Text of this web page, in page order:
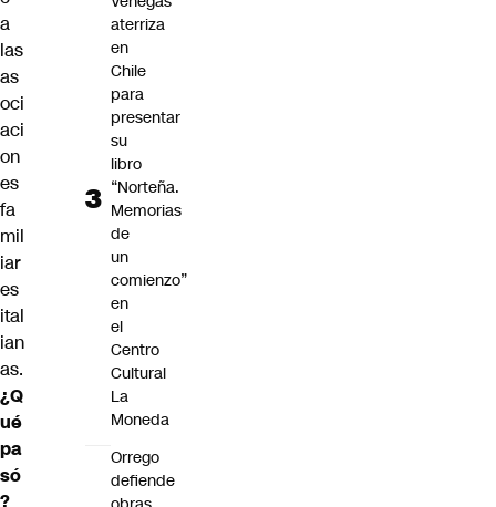
a
las
as
oci
aci
on
es
fa
mil
iar
es
ital
ian
as.
¿Q
ué
pa
só
?
aterriza
en
Chile
para
presentar
su
libro
“Norteña.
Memorias
de
un
comienzo”
en
el
Centro
Cultural
La
Moneda
Orrego
defiende